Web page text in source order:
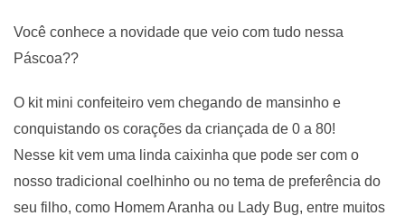
Você conhece a novidade que veio com tudo nessa
Páscoa??
O kit mini confeiteiro vem chegando de mansinho e
conquistando os corações da criançada de 0 a 80!
Nesse kit vem uma linda caixinha que pode ser com o
nosso tradicional coelhinho ou no tema de preferência do
seu filho, como Homem Aranha ou Lady Bug, entre muitos